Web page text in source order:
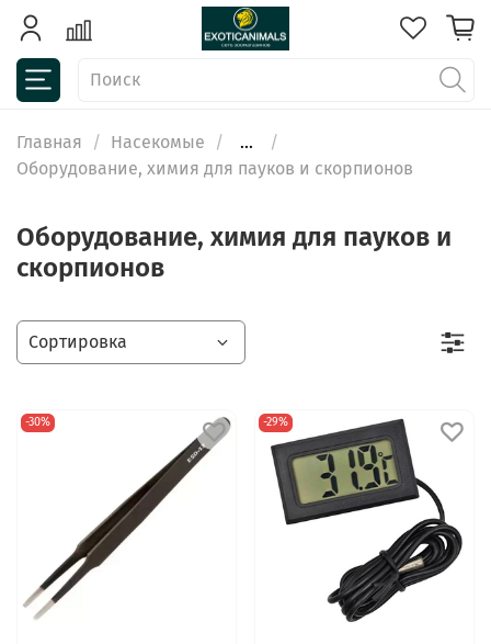
Главная Насекомые
...
Оборудование, химия для пауков и скорпионов
Оборудование, химия для пауков и
скорпионов
-30% -29%